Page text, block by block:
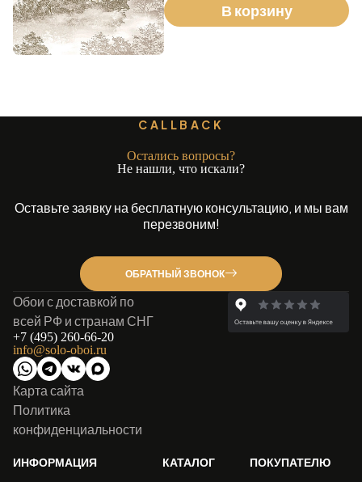
В корзину
CALLBACK
Остались вопросы?
Не нашли, что искали?
Оставьте заявку на бесплатную консультацию, и мы вам
перезвоним!
ОБРАТНЫЙ ЗВОНОК
Обои с доставкой по
всей РФ и странам СНГ
+7 (495) 260-66-20
info@solo-oboi.ru
Карта сайта
Политика
конфиденциальности
ИНФОРМАЦИЯ КАТАЛОГ ПОКУПАТЕЛЮ